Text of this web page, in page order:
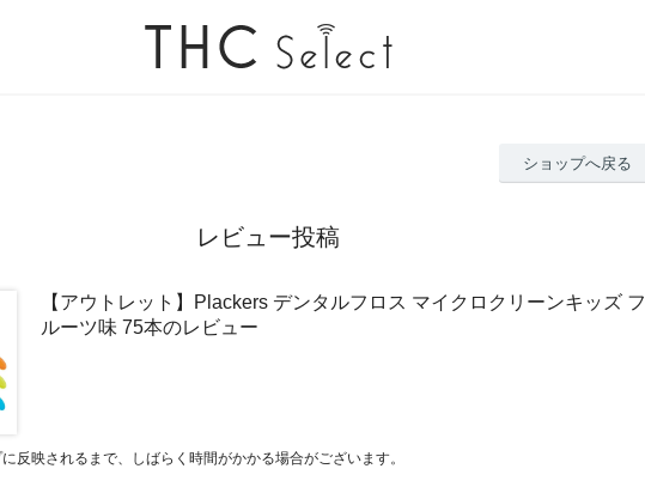
ショップへ戻る
レビュー投稿
【アウトレット】Plackers デンタルフロス マイクロクリーンキッズ フ
ルーツ味 75本のレビュー
反映されるまで、しばらく時間がかかる場合がございます。